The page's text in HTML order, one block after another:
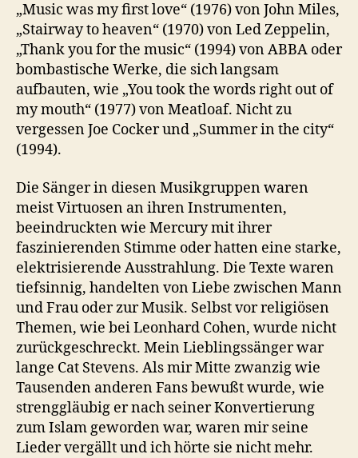
„Music was my first love“ (1976) von John Miles,
„Stairway to heaven“ (1970) von Led Zeppelin,
„Thank you for the music“ (1994) von ABBA oder
bombastische Werke, die sich langsam
aufbauten, wie „You took the words right out of
my mouth“ (1977) von Meatloaf. Nicht zu
vergessen Joe Cocker und „Summer in the city“
(1994).
Die Sänger in diesen Musikgruppen waren
meist Virtuosen an ihren Instrumenten,
beeindruckten wie Mercury mit ihrer
faszinierenden Stimme oder hatten eine starke,
elektrisierende Ausstrahlung. Die Texte waren
tiefsinnig, handelten von Liebe zwischen Mann
und Frau oder zur Musik. Selbst vor religiösen
Themen, wie bei Leonhard Cohen, wurde nicht
zurückgeschreckt. Mein Lieblingssänger war
lange Cat Stevens. Als mir Mitte zwanzig wie
Tausenden anderen Fans bewußt wurde, wie
strenggläubig er nach seiner Konvertierung
zum Islam geworden war, waren mir seine
Lieder vergällt und ich hörte sie nicht mehr.